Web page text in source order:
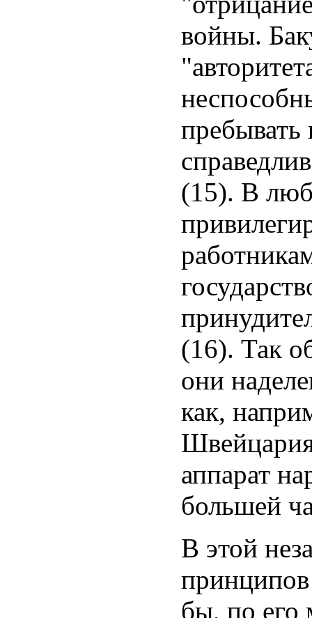
войны.
(15). В
(16). Так
они
как,
аппарат
большей
В этой
принципов
бы, по его